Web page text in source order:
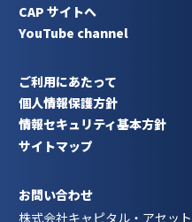
CAP サイトへ
YouTube channel
ご利用にあたって
個人情報保護方針
情報セキュリティ基本方針
サイトマップ
お問い合わせ
株式会社キャピタル・アセッ